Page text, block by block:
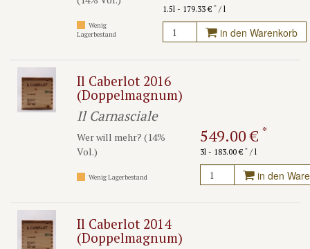
Wenig
Lagerbestand
1.5l - 179.33 € */ l
in den Warenkorb
Il Caberlot 2016
(Doppelmagnum)
Il Carnasciale
Wer will mehr? (14%
Vol.)
Wenig Lagerbestand
549.00 € *
3l - 183.00 € */ l
in den
Il Caberlot 2014
(Doppelmagnum)